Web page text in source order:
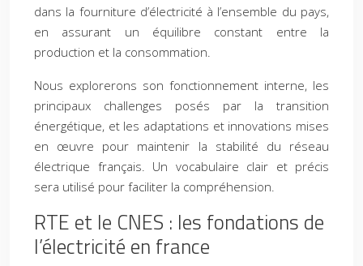
dans la fourniture d’électricité à l’ensemble du pays,
en assurant un équilibre constant entre la
production et la consommation.
Nous explorerons son fonctionnement interne, les
principaux challenges posés par la transition
énergétique, et les adaptations et innovations mises
en œuvre pour maintenir la stabilité du réseau
électrique français. Un vocabulaire clair et précis
sera utilisé pour faciliter la compréhension.
RTE et le CNES : les fondations de
l’électricité en france